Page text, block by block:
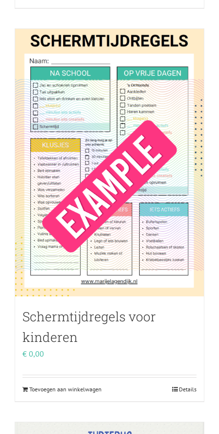
Schermtijdregels voor
kinderen
€ 0,00
Toevoegen aan winkelwagen Details